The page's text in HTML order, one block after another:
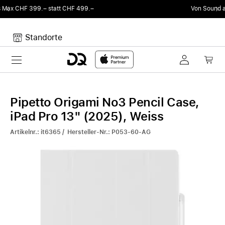
Von Sound auf Fun. DQ Radio by my105 DJ
Standorte
Toggle navigation
Pipetto Origami No3 Pencil Case,
iPad Pro 13" (2025), Weiss
Artikelnr.: it6365 / Hersteller-Nr.: P053-60-AG